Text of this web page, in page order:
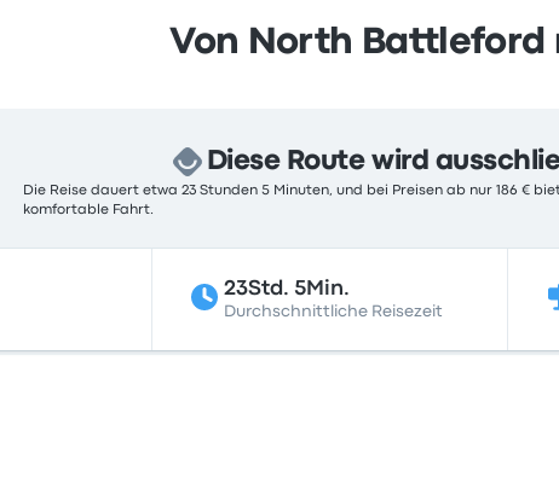
Von North Battleford
Diese Route wird
Die Reise dauert etwa 23 Stunden 5 Minuten, und bei Preisen ab nur 186 €
komfortable Fahrt.
23Std. 5Min.
Durchschnittliche Reisezeit